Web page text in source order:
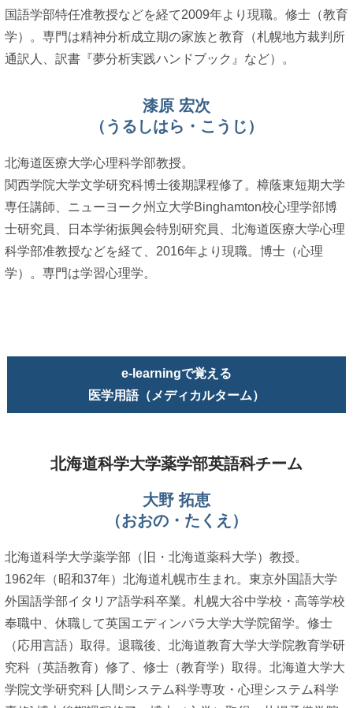
国語学部特任准教授などを経て2009年より現職。修士（教育
学）。専門は精神分析成立期の家族と教育（札幌地方裁判所
通訳人、訳書『夢分析実践ハンドブック』など）。
漆原 宏次
（うるしはら・こうじ）
北海道医療大学心理科学部教授。
関西学院大学文学研究科博士後期課程修了。樟蔭東短期大学
専任講師、ニューヨーク州立大学Binghamton校心理学部博
士研究員、日本学術振興会特別研究員、北海道医療大学心理
科学部准教授などを経て、2016年より現職。博士（心理
学）。専門は学習心理学。
e-learningで覚える
医学用語（メディカルターム）
北海道科学大学薬学部英語科チーム
大野 拓恵
（おおの・たくえ）
北海道科学大学薬学部（旧・北海道薬科大学）教授。
1962年（昭和37年）北海道札幌市生まれ。東京外国語大学
外国語学部イタリア語学科卒業。札幌大谷中学校・高等学校
奉職中、休職して英国エディンバラ大学大学院留学。修士
（応用言語）取得。退職後、北海道教育大学大学院教育学研
究科（英語教育）修了、修士（教育学）取得。北海道大学大
学院文学研究科 [人間システム科学専攻・心理システム科学